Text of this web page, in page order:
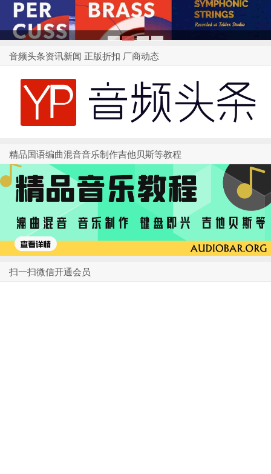
1 2 3 4
音频头条资讯新闻 正版折扣 厂商动态
精品国语编曲混音音乐制作吉他贝斯等教程
扫一扫微信开通会员